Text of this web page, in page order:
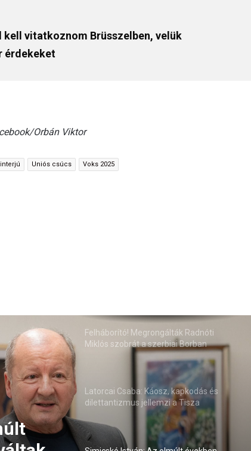
kell vitatkoznom Brüsszelben, velük
érdekeket
Orbán Viktor
Uniós csúcs Voks 2025
Felháborító! Megrongálták Radnóti
Miklós szobrát a szerbiai Borban
Latorcai Csaba: Káosz, kapkodás és
dilettantizmus jellemzi a Tisza